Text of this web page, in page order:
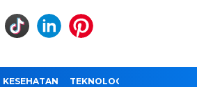
KESEHATAN TEKNOLOGI